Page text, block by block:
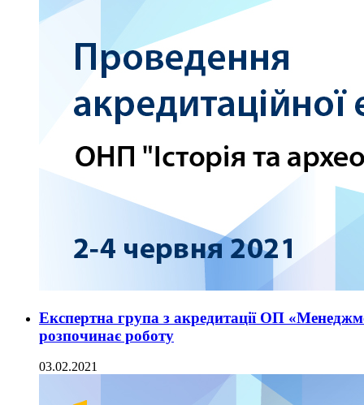
Експертна група з акредитації ОП
розпочинає роботу
03.02.2021